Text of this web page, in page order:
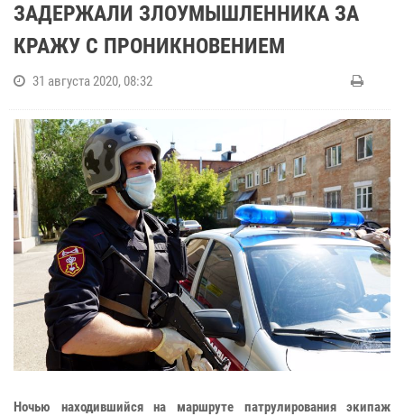
ЗАДЕРЖАЛИ ЗЛОУМЫШЛЕННИКА ЗА
КРАЖУ С ПРОНИКНОВЕНИЕМ
31 августа 2020, 08:32
Ночью находившийся на маршруте патрулирования экипаж